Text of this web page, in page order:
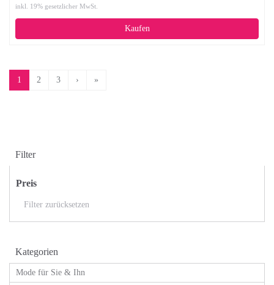
inkl. 19% gesetzlicher MwSt.
Kaufen
1 2 3 › »
Filter
Preis
Filter zurücksetzen
Kategorien
Mode für Sie & Ihn